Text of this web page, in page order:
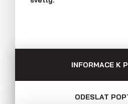
Přívěsy s koly
INFORMACE K
ODESLAT